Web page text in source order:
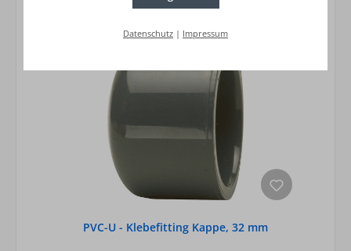
PVC-U - Klebefitting Kappe, 32 mm
Datenschutz | Impressum